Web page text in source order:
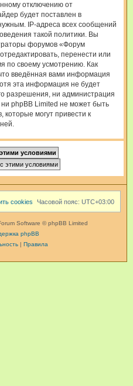
отключению от
будет поставлен в
IP-адреса всех сообщений
такой политики. Вы
форумов «Форум
перенести или
по своему усмотрению. Как
введённая вами информация
эта информация не будет
разрешения, ни администрация
phpBB Limited не может быть
которые могут привести к
Часовой пояс: UTC+03:00
cookies
Software © phpBB Limited
phpBB
| Правила